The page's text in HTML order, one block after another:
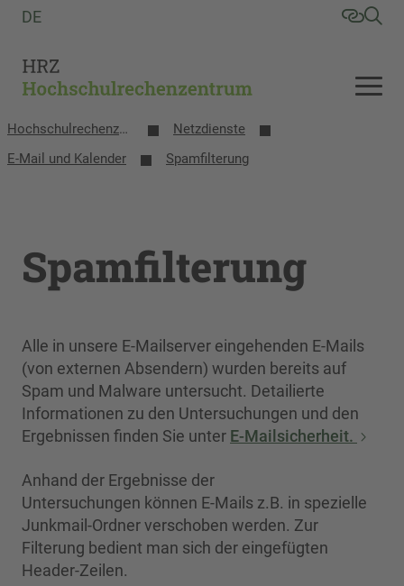
DE
Hochschulrechenzentrum
Netzdienste
E-Mail und Kalender
Spamfilterung
Spamfilterung
Alle in unsere E-Mailserver eingehenden E-Mails
(von externen Absendern) wurden bereits auf
Spam und Malware untersucht. Detailierte
Informationen zu den Untersuchungen und den
Ergebnissen finden Sie unter E-Mailsicherheit.
Anhand der Ergebnisse der
Untersuchungen können E-Mails z.B. in spezielle
Junkmail-Ordner verschoben werden. Zur
Filterung bedient man sich der eingefügten
Header-Zeilen.